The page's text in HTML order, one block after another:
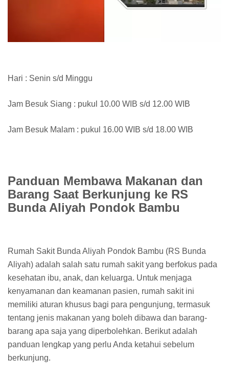
Hari : Senin s/d Minggu
Jam Besuk Siang : pukul 10.00 WIB s/d 12.00 WIB
Jam Besuk Malam : pukul 16.00 WIB s/d 18.00 WIB
Panduan Membawa Makanan dan
Barang Saat Berkunjung ke RS
Bunda Aliyah Pondok Bambu
Rumah Sakit Bunda Aliyah Pondok Bambu (RS Bunda
Aliyah) adalah salah satu rumah sakit yang berfokus pada
kesehatan ibu, anak, dan keluarga. Untuk menjaga
kenyamanan dan keamanan pasien, rumah sakit ini
memiliki aturan khusus bagi para pengunjung, termasuk
tentang jenis makanan yang boleh dibawa dan barang-
barang apa saja yang diperbolehkan. Berikut adalah
panduan lengkap yang perlu Anda ketahui sebelum
berkunjung.